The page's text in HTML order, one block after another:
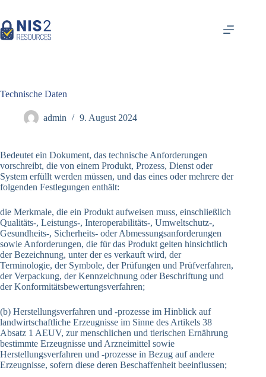
springen
Technische Daten
admin 9. August 2024
Bedeutet ein Dokument, das technische Anforderungen
vorschreibt, die von einem Produkt, Prozess, Dienst oder
System erfüllt werden müssen, und das eines oder mehrere der
folgenden Festlegungen enthält:
die Merkmale, die ein Produkt aufweisen muss, einschließlich
Qualitäts-, Leistungs-, Interoperabilitäts-, Umweltschutz-,
Gesundheits-, Sicherheits- oder Abmessungsanforderungen
sowie Anforderungen, die für das Produkt gelten hinsichtlich
der Bezeichnung, unter der es verkauft wird, der
Terminologie, der Symbole, der Prüfungen und Prüfverfahren,
der Verpackung, der Kennzeichnung oder Beschriftung und
der Konformitätsbewertungsverfahren;
(b) Herstellungsverfahren und -prozesse im Hinblick auf
landwirtschaftliche Erzeugnisse im Sinne des Artikels 38
Absatz 1 AEUV, zur menschlichen und tierischen Ernährung
bestimmte Erzeugnisse und Arzneimittel sowie
Herstellungsverfahren und -prozesse in Bezug auf andere
Erzeugnisse, sofern diese deren Beschaffenheit beeinflussen;